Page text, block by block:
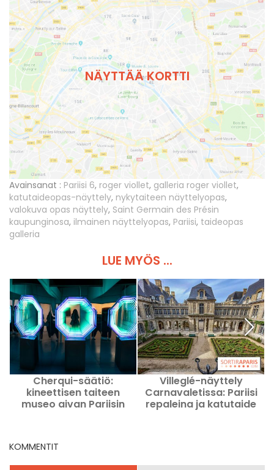
NÄYTTÄÄ KORTTI
Avainsanat : Pariisi 6, roger viollet, galleria roger viollet,
katutaideopas-näyttely, nykytaiteen näyttelyopas,
valokuva opas näyttely, Saint Germain des Présin
kaupunginosa, ilmainen näyttelyopas, Pariisi, taideopas
galleria
LUE MYÖS ...
Cherqui-säätiö:
kineettisen taiteen
museo aivan Pariisin
Villeglé-näyttely
Carnavaletissa: Pariisi
repaleina ja katutaide
KOMMENTIT